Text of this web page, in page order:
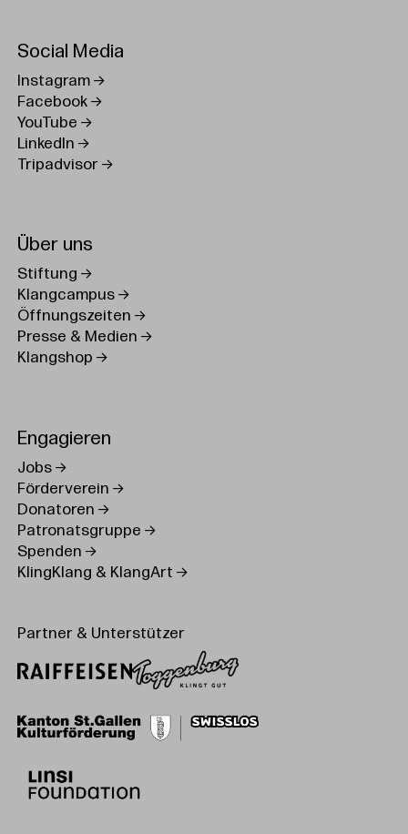
Social Media
Instagram
Facebook
YouTube
LinkedIn
Tripadvisor
Über uns
Stiftung
Klangcampus
Öffnungszeiten
Presse & Medien
Klangshop
Engagieren
Jobs
Förderverein
Donatoren
Patronatsgruppe
Spenden
KlingKlang & KlangArt
Partner & Unterstützer